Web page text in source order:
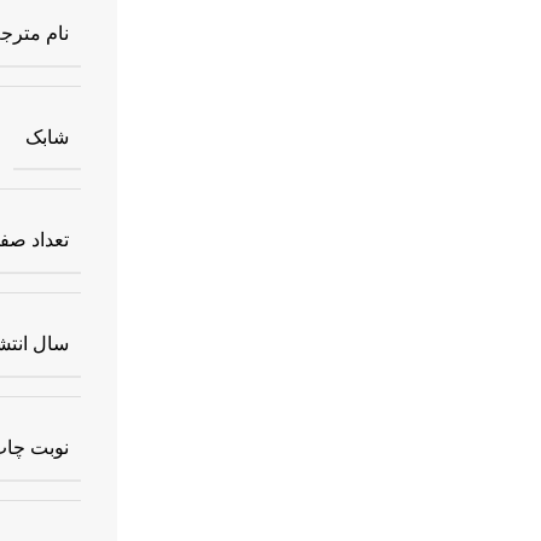
نام
شابک
تعداد
سال
نوبت